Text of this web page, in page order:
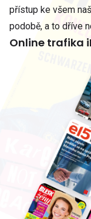
přístup ke všem
podobě, a to dříve
Online trafika